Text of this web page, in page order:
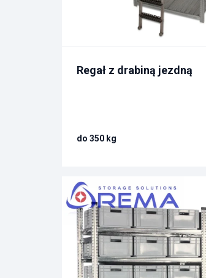
Regał z drabiną jezdną
do 350 kg